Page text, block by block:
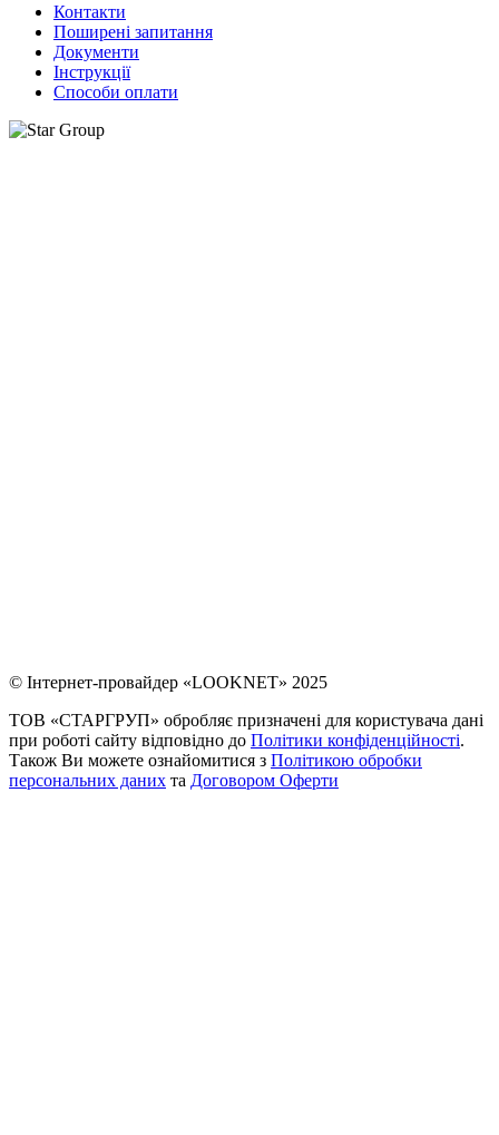
Контакти
Поширені запитання
Документи
Інструкції
Способи оплати
© Інтернет-провайдер «LOOKNET» 2025
ТОВ «СТАРГРУП» обробляє призначені для користувача дані
при роботі сайту відповідно до Політики конфіденційності.
Також Ви можете ознайомитися з Політикою обробки
персональних даних та Договором Оферти